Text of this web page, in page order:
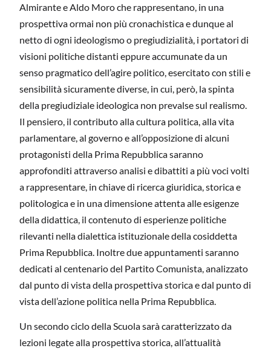
Almirante e Aldo Moro che rappresentano, in una
prospettiva ormai non più cronachistica e dunque al
netto di ogni ideologismo o pregiudizialità, i portatori di
visioni politiche distanti eppure accumunate da un
senso pragmatico dell’agire politico, esercitato con stili e
sensibilità sicuramente diverse, in cui, però, la spinta
della pregiudiziale ideologica non prevalse sul realismo.
Il pensiero, il contributo alla cultura politica, alla vita
parlamentare, al governo e all’opposizione di alcuni
protagonisti della Prima Repubblica saranno
approfonditi attraverso analisi e dibattiti a più voci volti
a rappresentare, in chiave di ricerca giuridica, storica e
politologica e in una dimensione attenta alle esigenze
della didattica, il contenuto di esperienze politiche
rilevanti nella dialettica istituzionale della cosiddetta
Prima Repubblica. Inoltre due appuntamenti saranno
dedicati al centenario del Partito Comunista, analizzato
dal punto di vista della prospettiva storica e dal punto di
vista dell’azione politica nella Prima Repubblica.
Un secondo ciclo della Scuola sarà caratterizzato da
lezioni legate alla prospettiva storica, all’attualità